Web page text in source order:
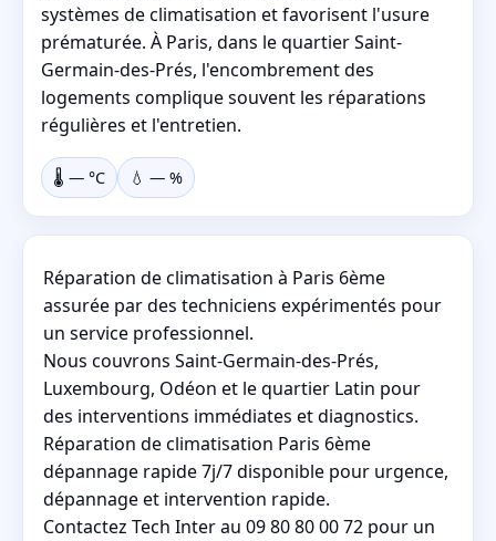
systèmes de climatisation et favorisent l'usure
prématurée. À Paris, dans le quartier Saint-
Germain-des-Prés, l'encombrement des
logements complique souvent les réparations
régulières et l'entretien.
🌡️ — °C 💧 — %
Réparation de climatisation à Paris 6ème
assurée par des techniciens expérimentés pour
un service professionnel.
Nous couvrons Saint-Germain-des-Prés,
Luxembourg, Odéon et le quartier Latin pour
des interventions immédiates et diagnostics.
Réparation de climatisation Paris 6ème
dépannage rapide 7j/7 disponible pour urgence,
dépannage et intervention rapide.
Contactez Tech Inter au 09 80 80 00 72 pour un